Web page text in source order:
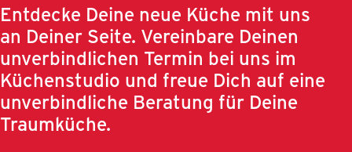
Entdecke Deine neue Küche mit uns
an Deiner Seite. Vereinbare Deinen
unverbindlichen Termin bei uns im
Küchenstudio und freue Dich auf eine
unverbindliche Beratung für Deine
Traumküche.